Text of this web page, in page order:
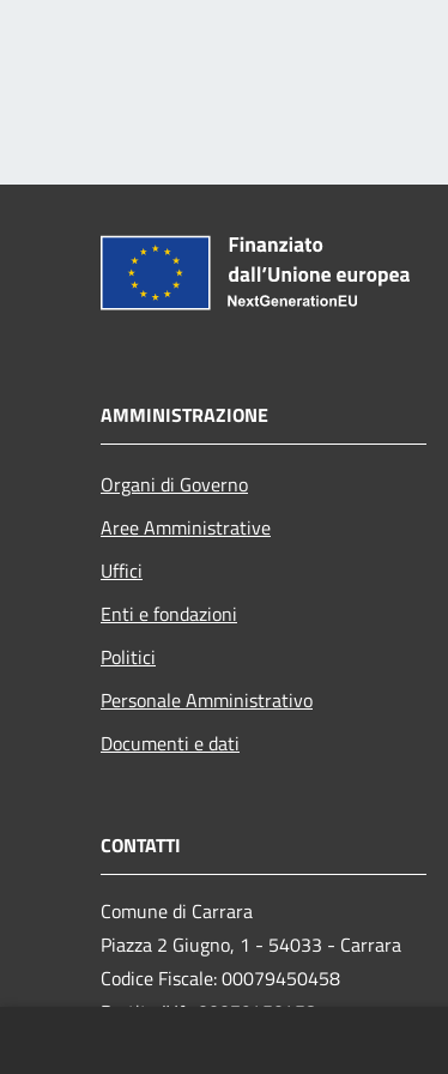
AMMINISTRAZIONE
Organi di Governo
Aree Amministrative
Uffici
Enti e fondazioni
Politici
Personale Amministrativo
Documenti e dati
CONTATTI
Comune di Carrara
Piazza 2 Giugno, 1 - 54033 - Carrara
Codice Fiscale: 00079450458
Partita IVA: 00079450458